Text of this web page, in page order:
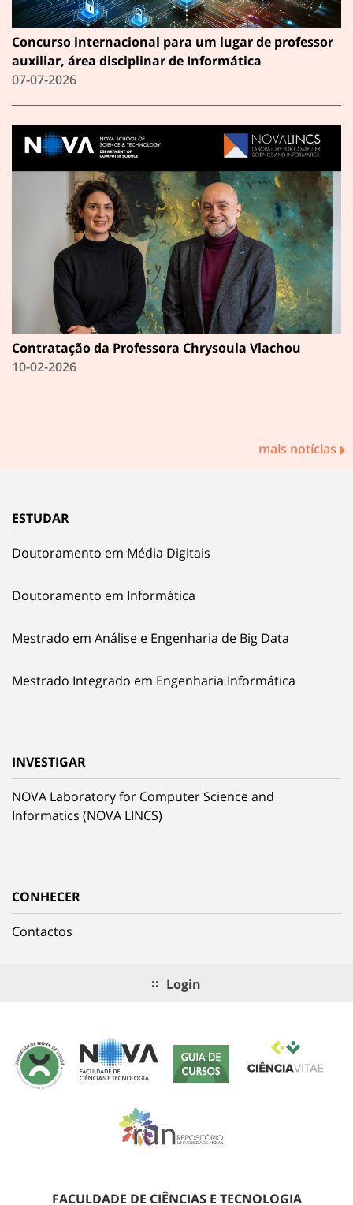
Concurso internacional para um lugar de professor
auxiliar, área disciplinar de Informática
07-07-2026
Contratação da Professora Chrysoula Vlachou
10-02-2026
mais notícias
ESTUDAR
Doutoramento em Média Digitais
Doutoramento em Informática
Mestrado em Análise e Engenharia de Big Data
Mestrado Integrado em Engenharia Informática
INVESTIGAR
NOVA Laboratory for Computer Science and
Informatics (NOVA LINCS)
CONHECER
Contactos
Login
FACULDADE DE CIÊNCIAS E TECNOLOGIA